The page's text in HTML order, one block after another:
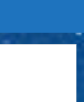
ราะห์